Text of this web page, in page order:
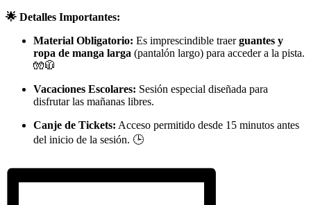
🌟 Detalles Importantes:
Material Obligatorio: Es imprescindible traerguantes y
ropa de manga larga (pantalón largo) para acceder a la pista.
🧤🧥
Vacaciones Escolares: Sesión especial diseñada para
disfrutar las mañanas libres.
Canje de Tickets: Acceso permitido desde 15 minutos antes
del inicio de la sesión. 🕒